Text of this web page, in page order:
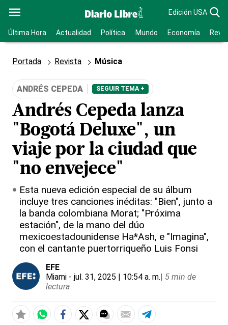
Edición USA
Última Hora Actualidad Política Mundo Economía
Portada Revista Música
ANDRÉS CEPEDA SEGUIR TEMA +
Andrés Cepeda lanza
"Bogotá Deluxe", un
viaje por la ciudad que
"no envejece"
Esta nueva edición especial de su álbum
incluye tres canciones inéditas: "Bien", junto a
la banda colombiana Morat; "Próxima
estación", de la mano del dúo
mexicoestadounidense Ha*Ash, e "Imagina",
con el cantante puertorriqueño Luis Fonsi
EFE
Miami - jul. 31, 2025 | 10:54 a. m.| 5 min de
lectura